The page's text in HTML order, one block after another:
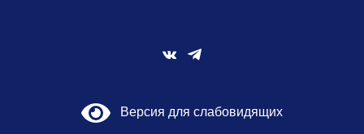
Vk
Версия для слабовидящих